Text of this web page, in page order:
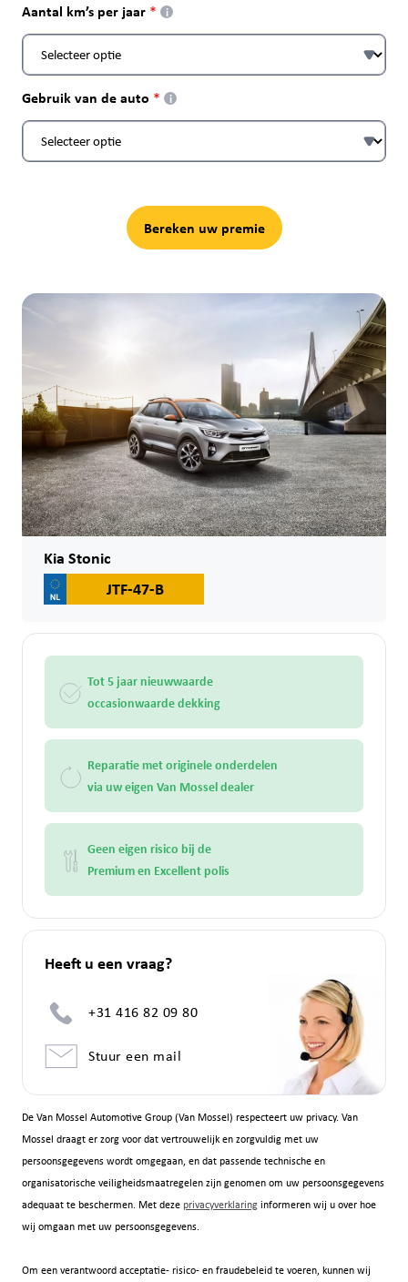
Aantal km’s per jaar i
Gebruik van de auto i
Bereken uw premie
De Van Mossel Automotive Group (Van Mossel) respecteert uw privacy. Van
Mossel draagt er zorg voor dat vertrouwelijk en zorgvuldig met uw
persoonsgegevens wordt omgegaan, en dat passende technische en
organisatorische veiligheidsmaatregelen zijn genomen om uw persoonsgegevens
adequaat te beschermen. Met deze privacyverklaringinformeren wij u over hoe
wij omgaan met uw persoonsgegevens.
Om een verantwoord acceptatie- risico- en fraudebeleid te voeren, kunnen wij
Kia Stonic
JTF-47-B
Tot 5 jaar nieuwwaarde
occasionwaarde dekking
Reparatie met originele onderdelen
via uw eigen Van Mossel dealer
Geen eigen risico bij de
Premium en Excellent polis
Heeft u een vraag?
+31 416 82 09 80
Stuur een mail